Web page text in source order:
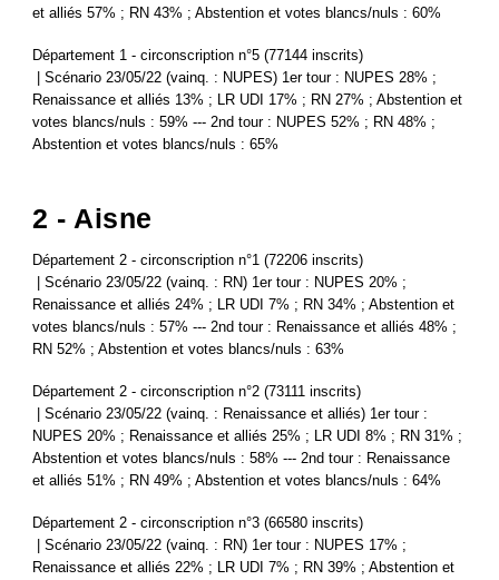
et alliés 57% ; RN 43% ; Abstention et votes blancs/nuls : 60%
Département 1 - circonscription n°5 (77144 inscrits)
| Scénario 23/05/22 (vainq. : NUPES) 1er tour : NUPES 28% ;
Renaissance et alliés 13% ; LR UDI 17% ; RN 27% ; Abstention et
votes blancs/nuls : 59% --- 2nd tour : NUPES 52% ; RN 48% ;
Abstention et votes blancs/nuls : 65%
2 - Aisne
Département 2 - circonscription n°1 (72206 inscrits)
| Scénario 23/05/22 (vainq. : RN) 1er tour : NUPES 20% ;
Renaissance et alliés 24% ; LR UDI 7% ; RN 34% ; Abstention et
votes blancs/nuls : 57% --- 2nd tour : Renaissance et alliés 48% ;
RN 52% ; Abstention et votes blancs/nuls : 63%
Département 2 - circonscription n°2 (73111 inscrits)
| Scénario 23/05/22 (vainq. : Renaissance et alliés) 1er tour :
NUPES 20% ; Renaissance et alliés 25% ; LR UDI 8% ; RN 31% ;
Abstention et votes blancs/nuls : 58% --- 2nd tour : Renaissance
et alliés 51% ; RN 49% ; Abstention et votes blancs/nuls : 64%
Département 2 - circonscription n°3 (66580 inscrits)
| Scénario 23/05/22 (vainq. : RN) 1er tour : NUPES 17% ;
Renaissance et alliés 22% ; LR UDI 7% ; RN 39% ; Abstention et